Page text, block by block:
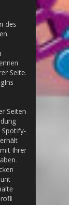
des
Seite.
Seiten
Ihrer